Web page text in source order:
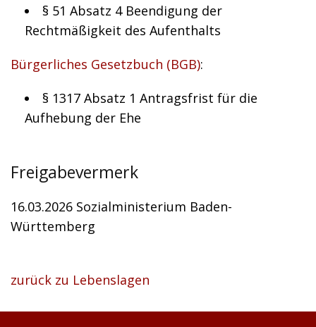
§ 51 Absatz 4 Beendigung der
Rechtmäßigkeit des Aufenthalts
Bürgerliches Gesetzbuch (BGB):
§ 1317 Absatz 1 Antragsfrist für die
Aufhebung der Ehe
Freigabevermerk
16.03.2026 Sozialministerium Baden-
Württemberg
zurück zu Lebenslagen